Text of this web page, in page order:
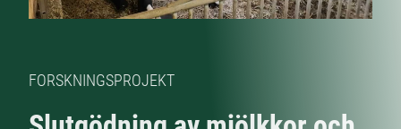
FORSKNINGSPROJEKT